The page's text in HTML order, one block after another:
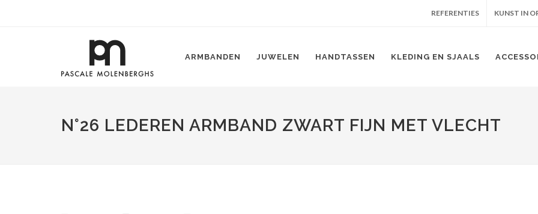
REFERENTIES KUNST IN
ARMBANDEN JUWELEN HANDTASSEN KLEDING EN SJAALS
N°26 LEDEREN ARMBAND ZWART FIJN MET VLECHT